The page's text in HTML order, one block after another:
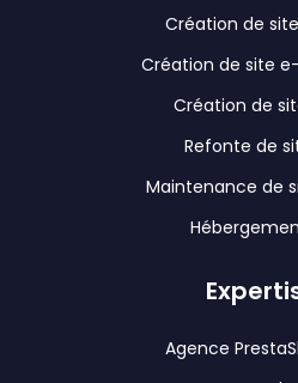
Création de
Création de site
Création de
Refonte de
Maintenance de
Agence